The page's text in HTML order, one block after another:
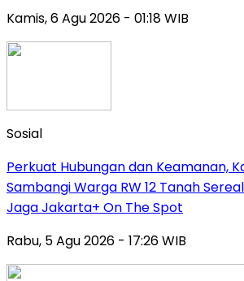
Kamis, 6 Agu 2026 - 01:18 WIB
Sosial
Perkuat Hubungan dan Keamanan,
Sambangi Warga RW 12 Tanah
Jaga Jakarta+ On The Spot
Rabu, 5 Agu 2026 - 17:26 WIB